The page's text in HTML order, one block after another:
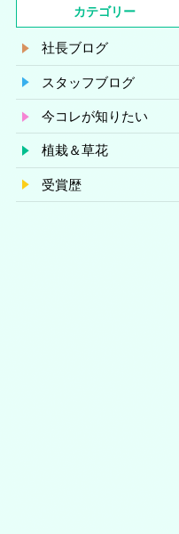
カテゴリー
社長ブログ
スタッフブログ
今コレが知りたい
植栽＆草花
受賞歴